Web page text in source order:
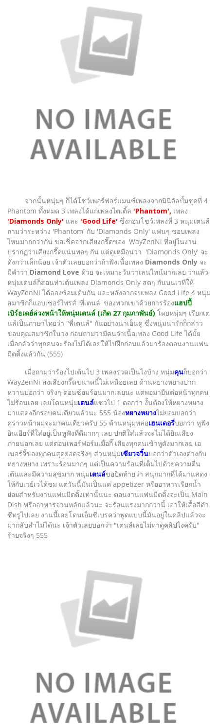
จากนั้นหนุ่มๆ ก็ได้โชว์เพอร์ฟอร์แมนซ์เพลงจากมินิอัลบั้มชุดที่ 4
Phantom ทั้งหมด 3 เพลงได้แก่เพลงไตเติ้ล 'Phantom', เพลง
'Diamonds Only' และ 'Good Life' ซึ่งก่อนโชว์เพลงที่ 3 หนุ่มเตนล์
ถามว่าระหว่าง 'Phantom' กับ 'Diamonds Only' แฟนๆ ชอบเพลง
ไหนมากกว่ากัน ขอเช็คจากเสียงกรี๊ดของ WayZenNi ที่อยู่ในงาน
ปรากฏว่าเสียงกรี๊ดแน่นพอๆ กัน แต่ดูเหมือนว่า 'Diamonds Only' จะ
ดังกว่าเล็กน้อย เจ้าตัวเลยบอกว่าถ้าฟังเนื้อเพลง Diamonds Only จะ
มีคำว่า Diamond Love ด้วย จะเหมาะวันวาเลนไทน์มากเลย ว่าแล้ว
หนุ่มเตนล์ก็สอนท่าเต้นเพลง Diamonds Only สดๆ กันบนเวทีให้
WayZenNi ได้ลองซ้อมเต้นกัน และหลังจากจบเพลง Good Life 4 หนุ่ม
สมาชิกก็แอบเซอร์ไพรส์ 'พี่เตนล์' ของพวกเขาด้วยการร้องแฮปปี้
เบิร์ธเดย์ล่วงหน้าให้หนุ่มเตนล์ (เกิด 27 กุมภาพันธ์) โดยหนุ่มๆ เรียกเต
นล์เป็นภาษาไทยว่า "พี่เตนล์" กันอย่างน่าเอ็นดู ซึ่งหนุ่มน่ารักก็กล่าว
ขอบคุณสมาชิกในวง ก่อนถามว่ามีคนจำเนื้อเพลง Good Life ได้มั้ย
เมื่อกลัวว่าทุกคนจะร้องไม่ได้เลยให้ไปฝึกก่อนแล้วมาร้องตอนงานแฟน
มีตติ้งแล้วกัน (555)
เมื่อถามว่าร้องไปเต้นไป 3 เพลงรวดเป็นไงบ้าง หนุ่มคุนก็บอกว่า
WayZenNi ส่งเสียงกรี๊ดขนาดนี้ไม่เหนื่อยเลย ด้านหยางหยางปาก
หวานบอกว่า จริงๆ ตอนซ้อมร้อนมากเลยนะ แต่พอมายืนต่อหน้าทุกคน
ไม่ร้อนเลย เลยโดนหนุ่มเตนล์แซวไป 1 ดอกว่า งั้นต้องให้หยางหยาง
มาแสดงอีกรอบคนเดียวแล้วนะ 555 น้องหยางหยางไม่ยอมบอกว่า
คราวหน้าผมจะมาคนเดียวครับ 55 ด้านหนุ่มหล่อเฮนเดอรี่บอกว่า หูฟัง
อินเอียร์ที่ใส่อยู่เป็นหูฟังที่ดีมากๆ เลย ปกติใส่แล้วจะไม่ได้ยินเสียง
ภายนอกเลย แต่ตอนเพอร์ฟอร์มเมื่อกี๊ เสียงทุกคนเข้าหูดังมากเลย เอ
เนอร์จี้ของทุกคนสุดยอดจริงๆ ส่วนหนุ่มเซียวจวิ้นบอกว่าตัวเองต่างกับ
หยางหยาง เพราะร้อนมากๆ แต่เป็นความร้อนที่เต็มไปด้วยความตื่น
เต้นและมีความสุขมาก หนุ่มเตนล์ขอปิดท้ายว่า สนุกมากที่ได้มาแสดง
ให้กับเวย์เวได้ชม แต่วันนี้มันเป็นแค่ appetizer หรืออาหารเรียกน้ำ
ย่อยสำหรับงานแฟนมีตติ้งเท่านั้นนะ ตอนงานแฟนมีตติ้งจะเป็น Main
Dish หรืออาหารจานหลักแล้วนะ จะร้อนแรงมากกว่านี้ เอาให้เสื้อสีดำ
ซีทรูไปเลย งานนี้เลยโดนเอ็มซีเบรคว่าพูดแบบนี้มันอยู่ในคลิปแล้วจะ
มากลับลำไม่ได้นะ เจ้าตัวเลยบอกว่า "เตนล์เลยไม่หาดูคลิปไงครับ"
ร้ายจริงๆ 555